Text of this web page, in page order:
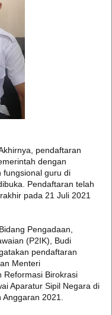
pendaftaran
dengan
fungsional guru di
Pendaftaran telah
pada 21 Juli 2021
Pengadaan,
(P2IK), Budi
pendaftaran
Menteri
Reformasi Birokrasi
Aparatur Sipil Negara di
2021.